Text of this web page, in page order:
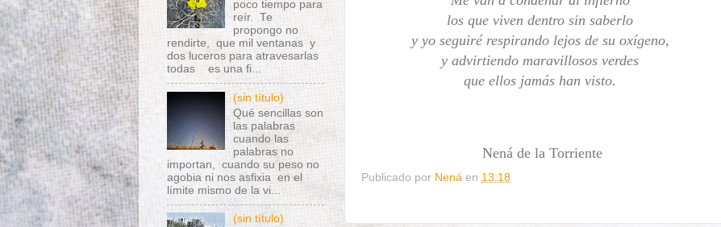
los que viven dentro sin saberlo
y yo seguiré respirando lejos de su oxígeno,
y advirtiendo maravillosos verdes
que ellos jamás han visto.
Nená de la Torriente
Publicado por Nená en 13:18
poco tiempo para
reír. Te
propongo no
rendirte, que mil ventanas y
dos luceros para atravesarlas
todas es una fi...
(sin título)
Qué sencillas son
las palabras
cuando las
palabras no
importan, cuando su peso no
agobia ni nos asfixia en el
límite mismo de la vi...
(sin título)